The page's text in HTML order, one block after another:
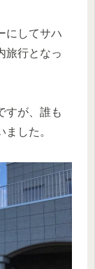
にしてサハ
旅行となっ
すが、誰も
した。